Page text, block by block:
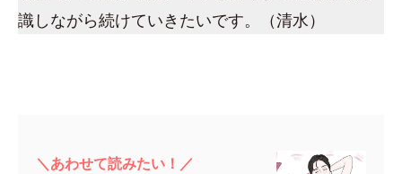
識しながら続けていきたいです。（清水）
＼あわせて読みたい！／